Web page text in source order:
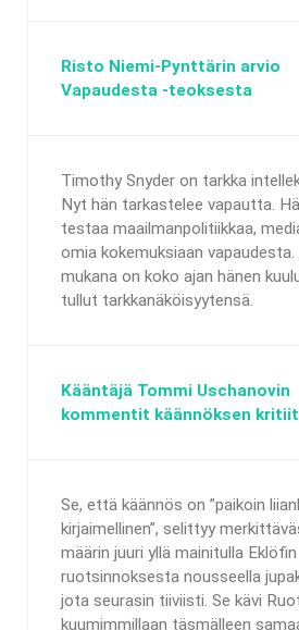
Risto Niemi-Pynttärin arvio
Vapaudesta -teoksesta
Timothy Snyder on tarkka
Nyt hän tarkastelee vapautta.
testaa maailmanpolitiikkaa,
omia kokemuksiaan vapaudesta.
mukana on koko ajan hänen
tullut tarkkanäköisyytensä.
Kääntäjä Tommi Uschanovin
kommentit käännöksen
Se, että käännös on ”paikoin
kirjaimellinen”, selittyy
määrin juuri yllä mainitulla Eklöfin
ruotsinnoksesta nousseella
jota seurasin tiiviisti. Se kävi
kuumimmillaan täsmälleen